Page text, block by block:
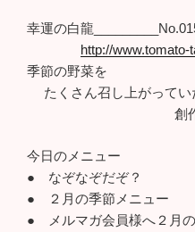
幸運の白龍
http://www.tomato-
季節の野菜を
たくさん召し上がってい
創作中華
今日のメニュー
● なぞなぞだぞ？
● ２月の季節メニュー
● メルマガ会員様へ２月